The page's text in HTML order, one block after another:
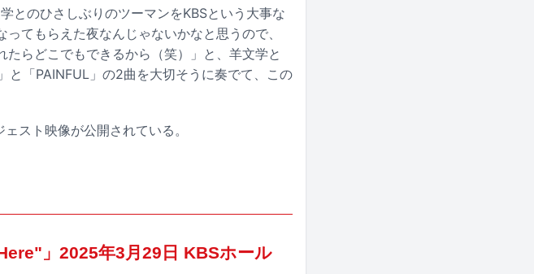
とのひさしぶりのツーマンをKBSという大事な
てもらえた夜なんじゃないかなと思うので、
らどこでもできるから（笑）」と、羊文学と
「PAINFUL」の2曲を大切そうに奏でて、この
スト映像が公開されている。
」2025年3月29日 KBSホール